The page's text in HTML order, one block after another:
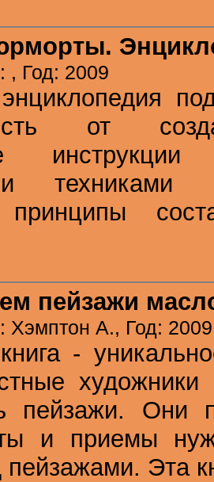
, Год: 2009
от
инструкции
техниками
пейзажи
Хэмптон А., Год: 2009
-
пейзажи. Они
и приемы
пейзажами. Эта